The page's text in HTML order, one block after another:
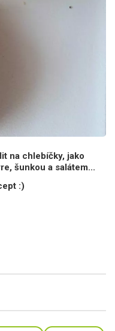
na chlebíčky, jako
šunkou a salátem...
:)